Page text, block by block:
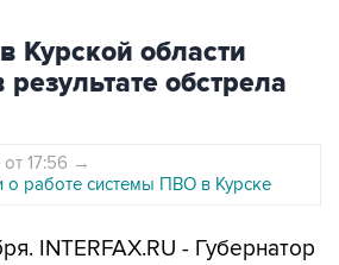
Курской области
обстрела
17:56 →
о работе системы ПВО в Курске
INTERFAX.RU - Губернатор